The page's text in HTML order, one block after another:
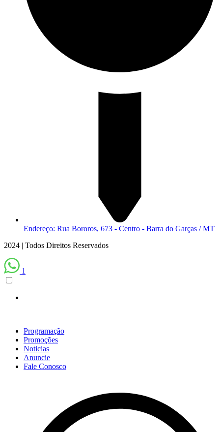
Endereço: Rua Bororos, 673 - Centro - Barra do Garças / MT
2024 | Todos Direitos Reservados
1
Programação
Promoções
Noticias
Anuncie
Fale Conosco